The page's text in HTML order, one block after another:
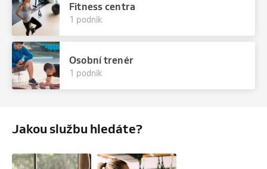
Fitness centra
1 podnik
Osobní trenér
1 podnik
Jakou službu hledáte?